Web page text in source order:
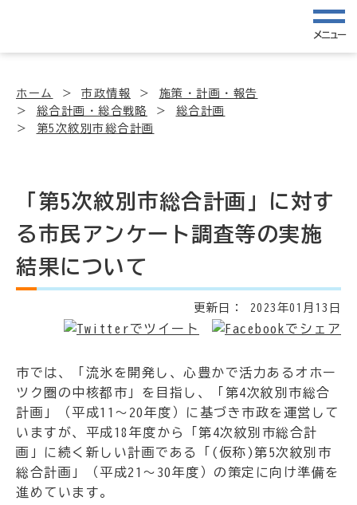
メニュー
ホーム 市政情報
施策・計画・報告
総合計画・総合戦略
総合計画
第5次紋別市総合計画
「第5次紋別市総合計画」に対す
る市民アンケート調査等の実施
結果について
更新日： 2023年01月13日
市では、「流氷を開発し、心豊かで活力あるオホー
ツク圏の中核都市」を目指し、「第4次紋別市総合
計画」（平成11～20年度）に基づき市政を運営して
いますが、平成18年度から「第4次紋別市総合計
画」に続く新しい計画である「(仮称)第5次紋別市
総合計画」（平成21～30年度）の策定に向け準備を
進めています。